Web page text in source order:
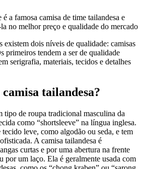
a famosa camisa de time tailandesa e
no melhor preço e qualidade do mercado
existem dois níveis de qualidade: camisas
primeiros tendem a ser de qualidade
serigrafia, materiais, tecidos e detalhes
tailandesa?
tipo de roupa tradicional masculina da
como “shortsleeve” na língua inglesa.
leve, como algodão ou seda, e tem
A camisa tailandesa é
curtas e por uma abertura na frente
por um laço. Ela é geralmente usada com